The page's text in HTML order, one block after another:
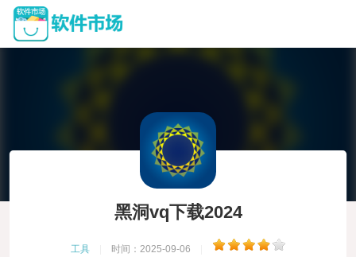
黑洞vq下载2024
工具 时间：2025-09-06